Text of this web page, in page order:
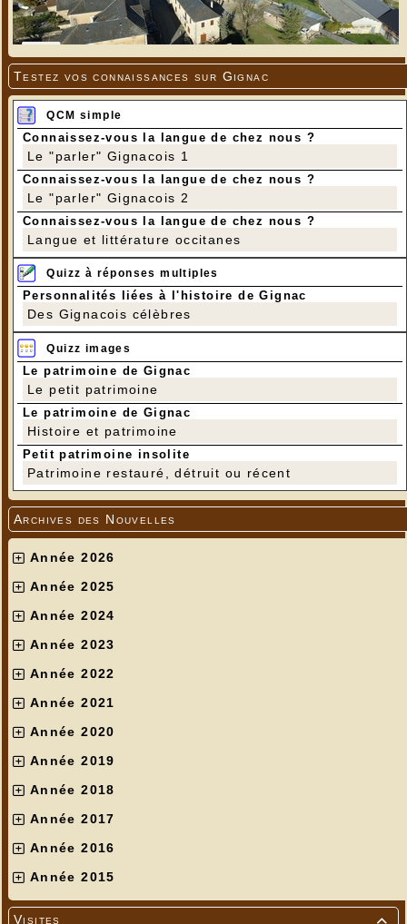
Testez vos connaissances sur Gignac
QCM simple
Connaissez-vous la langue de chez nous ?
Le "parler" Gignacois 1
Connaissez-vous la langue de chez nous ?
Le "parler" Gignacois 2
Connaissez-vous la langue de chez nous ?
Langue et littérature occitanes
Quizz à réponses multiples
Personnalités liées à l'histoire de Gignac
Des Gignacois célèbres
Quizz images
Le patrimoine de Gignac
Le petit patrimoine
Le patrimoine de Gignac
Histoire et patrimoine
Petit patrimoine insolite
Patrimoine restauré, détruit ou récent
Archives des Nouvelles
Année 2026
Année 2025
Année 2024
Année 2023
Année 2022
Année 2021
Année 2020
Année 2019
Année 2018
Année 2017
Année 2016
Année 2015

Visites